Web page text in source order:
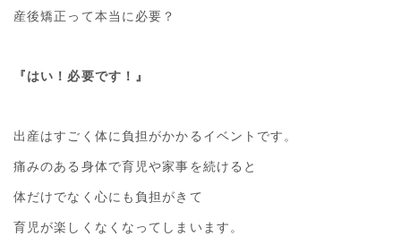
産後矯正って本当に必要？
『はい！必要です！』
出産はすごく体に負担がかかるイベントです。
痛みのある身体で育児や家事を続けると
体だけでなく心にも負担がきて
育児が楽しくなくなってしまいます。